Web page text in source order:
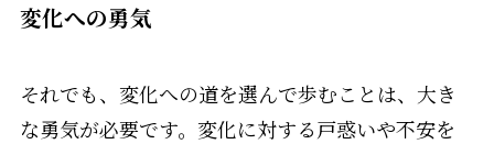
変化への勇気
それでも、変化への道を選んで歩むことは、大き
な勇気が必要です。変化に対する戸惑いや不安を